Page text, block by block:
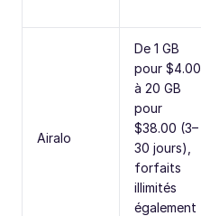
Airalo
De 1 GB
pour $4.00
à 20 GB
pour
$38.00 (3–
30 jours),
forfaits
illimités
également